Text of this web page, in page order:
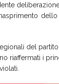
del
riaffermati i